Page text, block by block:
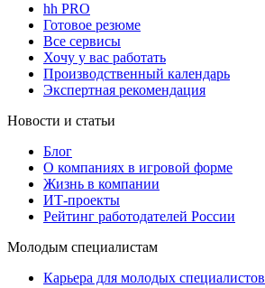
hh PRO
Готовое резюме
Все сервисы
Хочу у вас работать
Производственный календарь
Экспертная рекомендация
Новости и статьи
Блог
О компаниях в игровой форме
Жизнь в компании
ИТ-проекты
Рейтинг работодателей России
Молодым специалистам
Карьера для молодых специалистов